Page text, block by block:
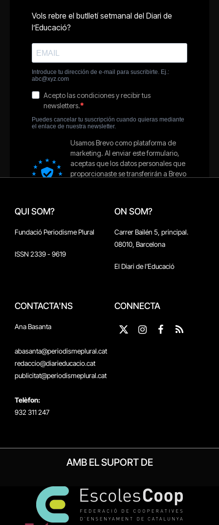
QUI SOM?
Fundació Periodisme Plural
ISSN 2339 - 9619
ON SOM?
Carrer Bailén 5, principal.
08010, Barcelona
El Diari de l'Educació
CONTACTA'NS
Ana Basanta
abasanta@periodismeplural.cat
redaccio@diarieducacio.cat
publicitat@periodismeplural.cat
Telèfon:
932 311 247
CONNECTA
X
Instagram
Facebook
RSS
AMB EL SUPORT DE